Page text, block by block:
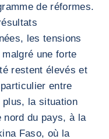
de réformes.
les tensions
une forte
restent élevés et
entre
la situation
nord du pays, à la
Faso, où la